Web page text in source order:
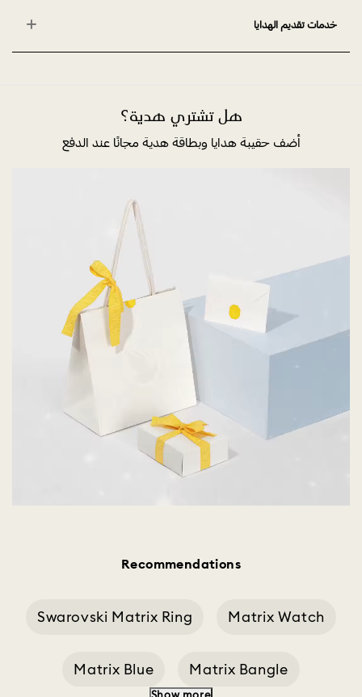
خدمات تقديم الهدايا
هل تشتري هدية؟
أضف حقيبة هدايا وبطاقة هدية مجانًا عند الدفع
Recommendations
Matrix Watch
Swarovski Matrix Ring
Matrix Bangle
Matrix Blue